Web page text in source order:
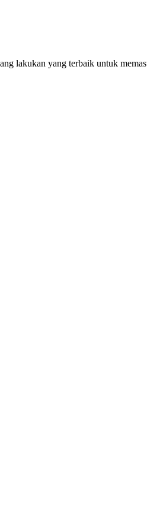
lakukan yang terbaik untuk